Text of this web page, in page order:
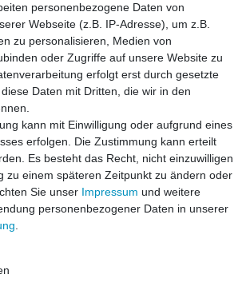
Daten­schutz­erklärung AGB
Vertrag widerrufen Kontakt
personenbezogene Daten von
Webseite (z.B. IP-Adresse), um z.B.
zu personalisieren, Medien von
oder Zugriffe auf unsere Website zu
erfolgt erst durch gesetzte
Daten mit Dritten, die wir in den
kann mit Einwilligung oder aufgrund eines
erfolgen. Die Zustimmung kann erteilt
Es besteht das Recht, nicht einzuwilligen
zu einem späteren Zeitpunkt zu ändern oder
Sie unser Impressum und weitere
personenbezogener Daten in unserer